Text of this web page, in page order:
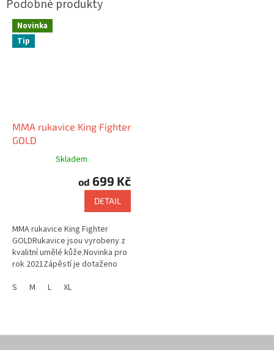
Novinka
Tip
MMA rukavice King Fighter
GOLD
Skladem
od 699 Kč
DETAIL
MMA rukavice King Fighter
GOLDRukavice jsou vyrobeny z
kvalitní umělé kůže.Novinka pro
rok 2021Zápěstí je dotaženo
vybaven suchým zipem....
S M L XL